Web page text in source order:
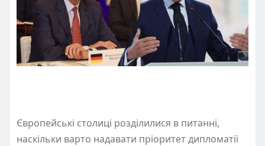
Європейські столиці розділилися в питанні,
наскільки варто надавати пріоритет дипломатії